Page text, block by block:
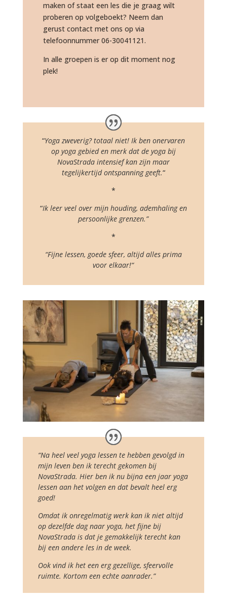
maken of staat een les die je graag wilt
proberen op volgeboekt? Neem dan
gerust contact met ons op via
telefoonnummer 06-30041121.
In alle groepen is er op dit moment nog
plek!
“Yoga zweverig? totaal niet! Ik ben onervaren
op yoga gebied en merk dat de yoga bij
NovaStrada intensief kan zijn maar
tegelijkertijd ontspanning geeft.“
*
“Ik leer veel over mijn houding, ademhaling en
persoonlijke grenzen.”
*
“Fijne lessen, goede sfeer, altijd alles prima
voor elkaar!“
“Na heel veel yoga lessen te hebben gevolgd in
mijn leven ben ik terecht gekomen bij
NovaStrada. Hier ben ik nu bijna een jaar yoga
lessen aan het volgen en dat bevalt heel erg
goed!
Omdat ik onregelmatig werk kan ik niet altijd
op dezelfde dag naar yoga, het fijne bij
NovaStrada is dat je gemakkelijk terecht kan
bij een andere les in de week.
Ook vind ik het een erg gezellige, sfeervolle
ruimte. Kortom een echte aanrader.”